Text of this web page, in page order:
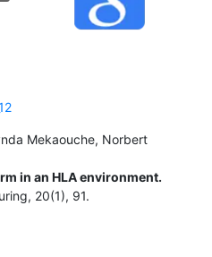
Mekaouche, Norbert
in an HLA environment.
20(1), 91.